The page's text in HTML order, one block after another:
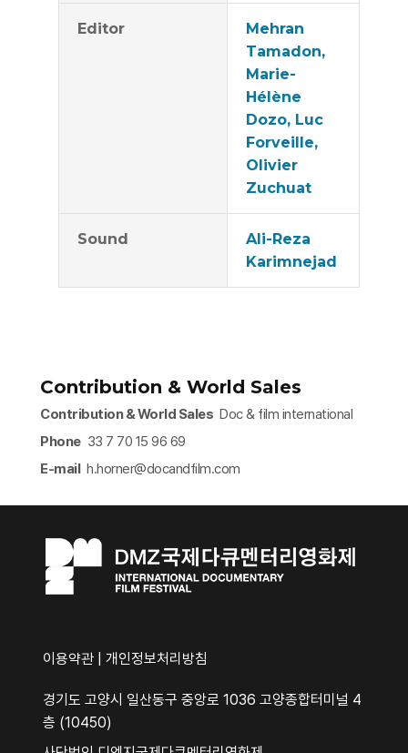
Editor
Mehran
Tamadon,
Marie-
Hélène
Dozo, Luc
Forveille,
Olivier
Zuchuat
Sound
Ali-Reza
Karimnejad
Contribution & World Sales
Contribution & World Sales Doc & film international
Phone33 7 70 15 96 69
E-mailh.horner@docandfilm.com​
이용약관 개인정보처리방침
경기도 고양시 일산동구 중앙로 1036 고양종합터미널 4
층 (10450)